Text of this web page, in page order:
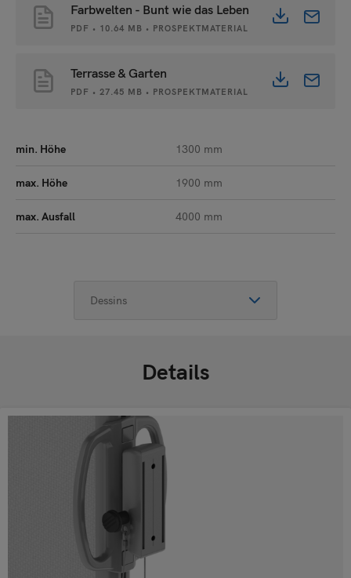
Farbwelten - Bunt wie das Leben
PDF • 10.64 MB • PROSPEKTMATERIAL
Terrasse & Garten
PDF • 27.45 MB • PROSPEKTMATERIAL
min. Höhe 1300 mm
max. Höhe 1900 mm
max. Ausfall 4000 mm
Details